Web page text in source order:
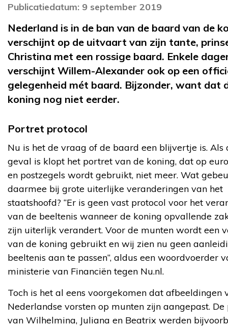
Publicatiedatum: 9 september 2019
Nederland is in de ban van de baard van de
verschijnt op de uitvaart van zijn tante,
Christina met een rossige baard. Enkele
verschijnt Willem-Alexander ook op een
gelegenheid mét baard. Bijzonder, want dat
koning nog niet eerder.
Portret protocol
Nu is het de vraag of de baard een blijvertje is. Als
geval is klopt het portret van de koning, dat op
en postzegels wordt gebruikt, niet meer. Wat
daarmee bij grote uiterlijke veranderingen van het
staatshoofd? “Er is geen vast protocol voor het
van de beeltenis wanneer de koning opvallende
zijn uiterlijk verandert. Voor de munten wordt een
van de koning gebruikt en wij zien nu geen
beeltenis aan te passen”, aldus een woordvoerder
ministerie van Financiën tegen Nu.nl.
Toch is het al eens voorgekomen dat afbeeldingen
Nederlandse vorsten op munten zijn aangepast.
van Wilhelmina, Juliana en Beatrix werden